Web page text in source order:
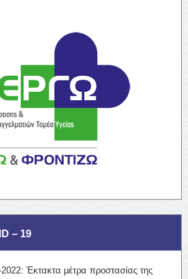
– 19
Έκτακτα μέτρα προστασίας της